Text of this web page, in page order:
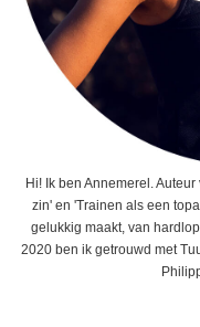
Hi! Ik ben Annemerel.
zin' en 'Trainen als een
gelukkig maakt, van
2020 ben ik getrouwd met